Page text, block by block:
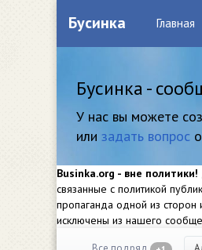
Бусинка Главная
Бусинка -
У нас вы можете
или задать вопрос
Businka.org - вне политики!
связанные с политикой
пропаганда одной из
исключены из нашего